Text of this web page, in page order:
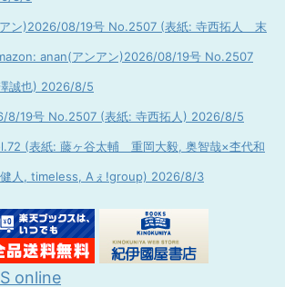
ン)2026/08/19号 No.2507 (表紙: 寺西拓人 末
anan(アンアン)2026/08/19号 No.2507
誠也) 2026/8/5
8/19号 No.2507 (表紙: 寺西拓人) 2026/8/5
(表紙: 藤ヶ谷太輔 重岡大毅, 奥智哉×杢代和
健人, timeless, Aぇ!group) 2026/8/3